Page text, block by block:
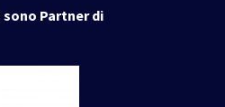
sono Partner di